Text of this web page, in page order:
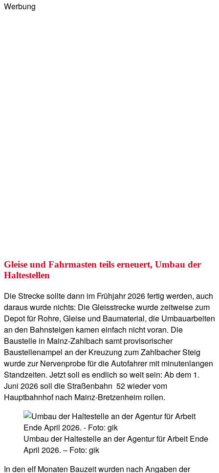
Werbung
Gleise und Fahrmasten teils erneuert, Umbau der
Haltestellen
Die Strecke sollte dann im Frühjahr 2026 fertig werden, auch
daraus wurde nichts: Die Gleisstrecke wurde zeitweise zum
Depot für Rohre, Gleise und Baumaterial, die Umbauarbeiten
an den Bahnsteigen kamen einfach nicht voran. Die
Baustelle in Mainz-Zahlbach samt provisorischer
Baustellenampel an der Kreuzung zum Zahlbacher Steig
wurde zur Nervenprobe für die Autofahrer mit minutenlangen
Standzeiten. Jetzt soll es endlich so weit sein: Ab dem 1.
Juni 2026 soll die Straßenbahn 52 wieder vom
Hauptbahnhof nach Mainz-Bretzenheim rollen.
Umbau der Haltestelle an der Agentur für Arbeit Ende
April 2026. – Foto: gik
In den elf Monaten Bauzeit wurden nach Angaben der